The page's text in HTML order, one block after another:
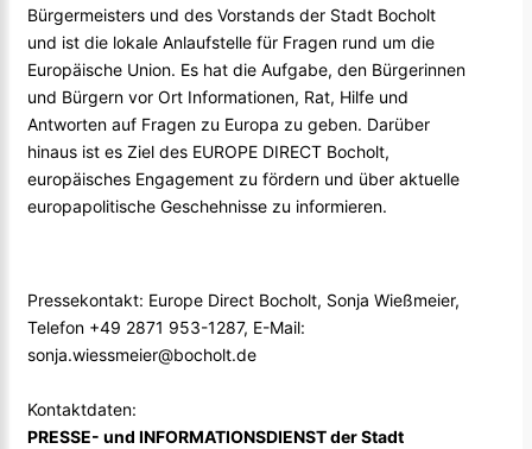
Bürgermeisters und des Vorstands der Stadt Bocholt
und ist die lokale Anlaufstelle für Fragen rund um die
Europäische Union. Es hat die Aufgabe, den Bürgerinnen
und Bürgern vor Ort Informationen, Rat, Hilfe und
Antworten auf Fragen zu Europa zu geben. Darüber
hinaus ist es Ziel des EUROPE DIRECT Bocholt,
europäisches Engagement zu fördern und über aktuelle
europapolitische Geschehnisse zu informieren.
Pressekontakt: Europe Direct Bocholt, Sonja Wießmeier,
Telefon +49 2871 953-1287, E-Mail:
sonja.wiessmeier@bocholt.de
Kontaktdaten:
PRESSE- und INFORMATIONSDIENST der Stadt